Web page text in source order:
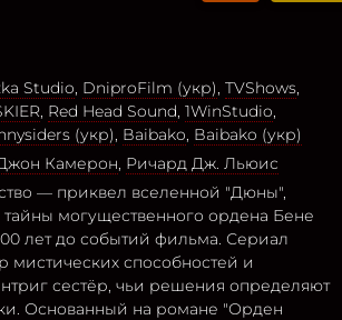
Studio, DniproFilm (укр), TVShows,
, Red Head Sound, 1WinStudio,
(укр), Baibako, Baibako (укр)
Камерон, Ричард Дж. Льюис
— приквел вселенной "Дюны",
могущественного ордена Бене
лет до событий фильма. Сериал
мистических способностей и
сестёр, чьи решения определяют
Основанный на романе "Орден